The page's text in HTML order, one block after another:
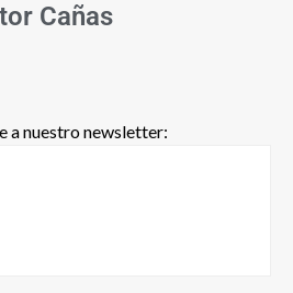
Cañas
a nuestro newsletter: